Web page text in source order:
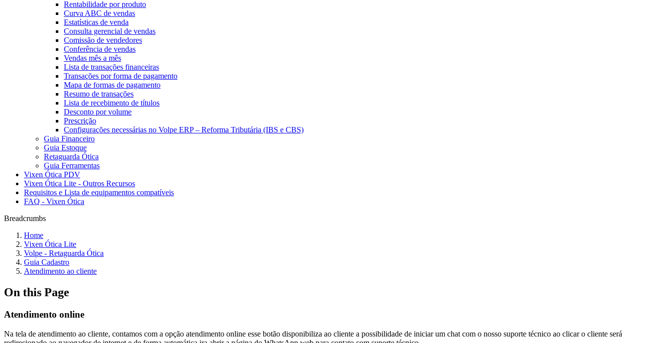
Rentabilidade por produto
Curva ABC de vendas
Estatísticas de venda
Consulta gerencial de vendas
Comissão de vendedores
Conferência de vendas
Vendas mês a mês
Lista de transações financeiras
Transações por forma de pagamento
Mapa de formas de pagamento
Resumo de transações
Lista de recebimento de títulos
Desconto por volume
Prescrição
Configurações necessárias no Volpe ERP – Reforma Tributária (IBS e CBS)
Guia Financeiro
Guia Estoque
Retaguarda Ótica
Guia Ferramentas
Vixen Ótica PDV
Vixen Ótica Lite - Outros Recursos
Requisitos e Lista de equipamentos compatíveis
FAQ - Vixen Ótica
Breadcrumbs
Home
Vixen Ótica Lite
Volpe - Retaguarda Ótica
Guia Cadastro
Atendimento ao cliente
On this Page
Atendimento online
Na tela de atendimento ao cliente, contamos com a opção atendimento online esse botão disponibiliza ao cliente a possibilidade de iniciar um chat com o nosso suporte técnico ao clicar o cliente será